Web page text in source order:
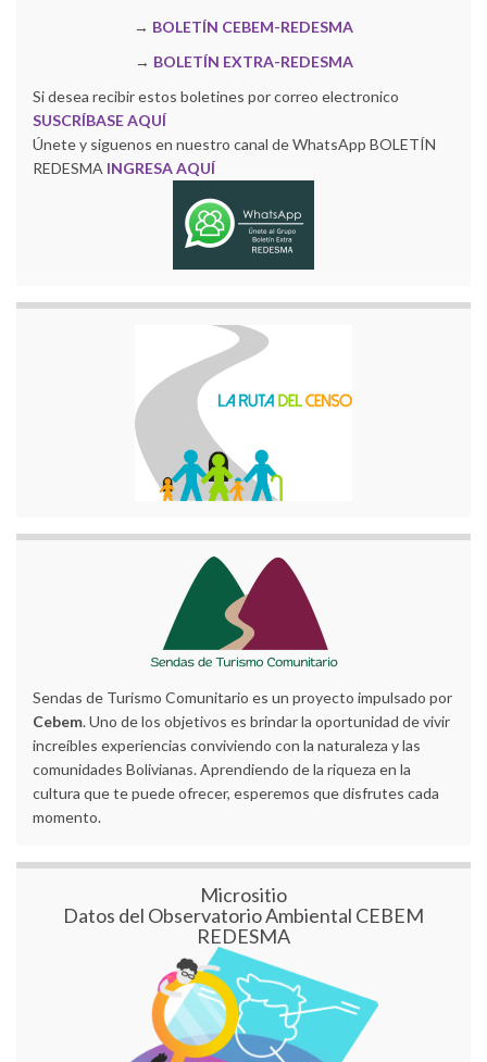
→ BOLETÍN CEBEM-REDESMA
→ BOLETÍN EXTRA-REDESMA
Si desea recibir estos boletines por correo electronico
SUSCRÍBASE AQUÍ
Únete y siguenos en nuestro canal de WhatsApp BOLETÍN
REDESMA INGRESA AQUÍ
Sendas de Turismo Comunitario es un proyecto impulsado por
Cebem. Uno de los objetivos es brindar la oportunidad de vivir
increíbles experiencias conviviendo con la naturaleza y las
comunidades Bolivianas. Aprendiendo de la riqueza en la
cultura que te puede ofrecer, esperemos que disfrutes cada
momento.
Micrositio
Datos del Observatorio Ambiental CEBEM
REDESMA